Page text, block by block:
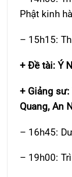
Phật kinh
– 15h15:
+ Đề tài: Ý
+ Giảng
Quang, An
– 16h45:
– 19h00: